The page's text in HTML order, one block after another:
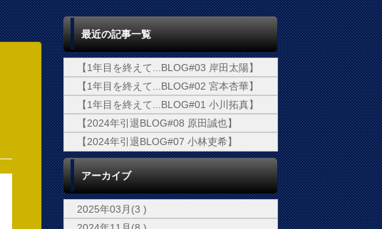
最近の記事一覧
【1年目を終えて...BLOG#03 岸田太陽】
【1年目を終えて...BLOG#02 宮本杏華】
【1年目を終えて...BLOG#01 小川拓真】
【2024年引退BLOG#08 原田誠也】
【2024年引退BLOG#07 小林吏希】
アーカイブ
2025年03月(3 )